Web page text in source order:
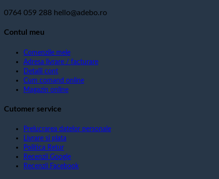
0764 059 288 hello@adebo.ro
Contul meu
Comenzile mele
Adresa livrare / facturare
Detalii cont
Cum comand online
Magazin online
Cutomer service
Prelucrarea datelor personale
Livrare si plata
Politica Retur
Recenzii Google
Recenzii Facebook